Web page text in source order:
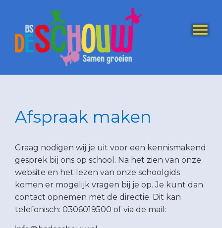
hoofd
inhoud
Afspraak maken
Graag nodigen wij je uit voor een kennismakend
gesprek bij ons op school. Na het zien van onze
website en het lezen van onze schoolgids
komen er mogelijk vragen bij je op. Je kunt dan
contact opnemen met de directie. Dit kan
telefonisch: 0306019500 of via de mail: